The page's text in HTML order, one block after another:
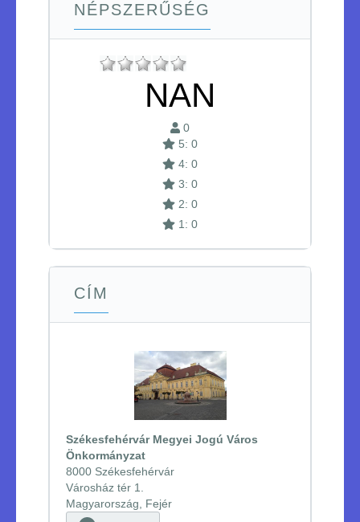
NÉPSZERŰSÉG
NAN
0
5: 0
4: 0
3: 0
2: 0
1: 0
CÍM
Székesfehérvár Megyei Jogú Város
Önkormányzat
8000 Székesfehérvár
Városház tér 1.
Magyarország, Fejér